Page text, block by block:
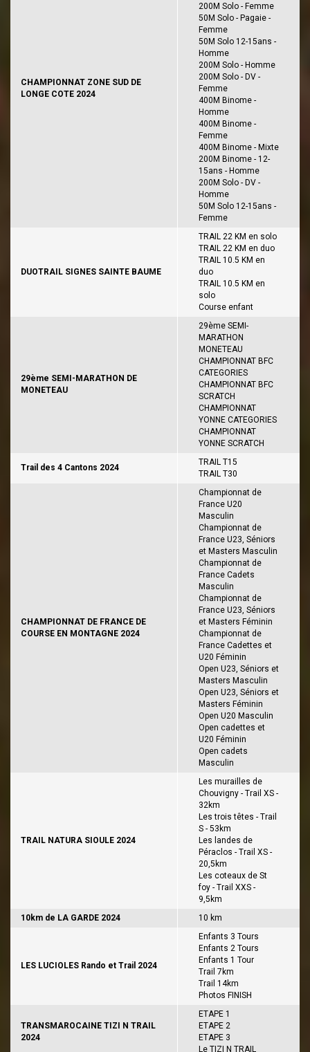
CHAMPIONNAT ZONE SUD DE
LONGE COTE 2024
200M Solo - Femme
50M Solo - Pagaie -
Femme
50M Solo 12-15ans -
Homme
200M Solo - Homme
200M Solo - DV -
Femme
400M Binome -
Homme
400M Binome -
Femme
400M Binome - Mixte
200M Binome - 12-
15ans - Homme
200M Solo - DV -
Homme
50M Solo 12-15ans -
Femme
DUOTRAIL SIGNES SAINTE BAUME
TRAIL 22 KM en solo
TRAIL 22 KM en duo
TRAIL 10.5 KM en
duo
TRAIL 10.5 KM en
solo
Course enfant
29ème SEMI-MARATHON DE
MONETEAU
29ème SEMI-
MARATHON
MONETEAU
CHAMPIONNAT BFC
CATEGORIES
CHAMPIONNAT BFC
SCRATCH
CHAMPIONNAT
YONNE CATEGORIES
CHAMPIONNAT
YONNE SCRATCH
Trail des 4 Cantons 2024
TRAIL T15
TRAIL T30
CHAMPIONNAT DE FRANCE DE
COURSE EN MONTAGNE 2024
Championnat de
France U20
Masculin
Championnat de
France U23, Séniors
et Masters Masculin
Championnat de
France Cadets
Masculin
Championnat de
France U23, Séniors
et Masters Féminin
Championnat de
France Cadettes et
U20 Féminin
Open U23, Séniors et
Masters Masculin
Open U23, Séniors et
Masters Féminin
Open U20 Masculin
Open cadettes et
U20 Féminin
Open cadets
Masculin
TRAIL NATURA SIOULE 2024
Les murailles de
Chouvigny - Trail XS -
32km
Les trois têtes - Trail
S - 53km
Les landes de
Péraclos - Trail XS -
20,5km
Les coteaux de St
foy - Trail XXS -
9,5km
10km de LA GARDE 2024
10 km
LES LUCIOLES Rando et Trail 2024
Enfants 3 Tours
Enfants 2 Tours
Enfants 1 Tour
Trail 7km
Trail 14km
Photos FINISH
TRANSMAROCAINE TIZI N TRAIL
2024
ETAPE 1
ETAPE 2
ETAPE 3
Le TIZI N TRAIL